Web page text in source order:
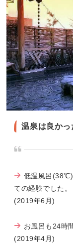
温泉は良かっ
低温風呂(38℃)
ての経験でした。
(2019年6月)
お風呂も24時
(2019年4月)